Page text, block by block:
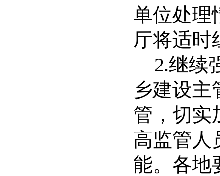
单位处理
厅将适时
2.继续
乡建设主
管，切实
高监管人
能。各地